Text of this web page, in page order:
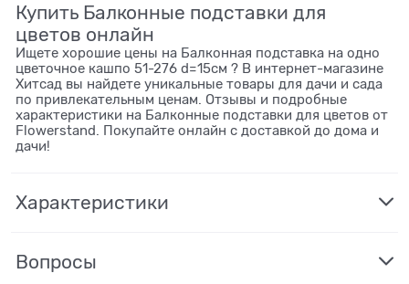
Купить Балконные подставки для
цветов онлайн
Ищете хорошие цены на Балконная подставка на одно
цветочное кашпо 51-276 d=15см ? В интернет-магазине
Хитсад вы найдете уникальные товары для дачи и сада
по привлекательным ценам. Отзывы и подробные
характеристики на Балконные подставки для цветов от
Flowerstand. Покупайте онлайн с доставкой до дома и
дачи!
Характеристики
Вопросы